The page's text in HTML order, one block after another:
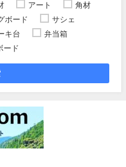
アート
角材
ボード
サシェ
キ台
弁当箱
ード